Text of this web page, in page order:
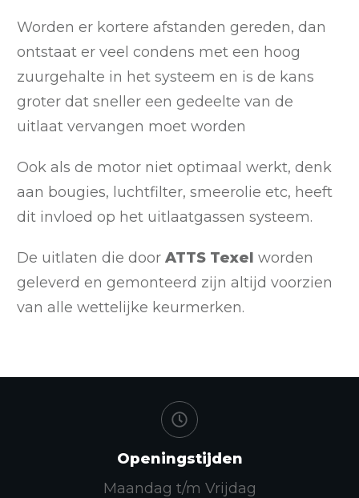
Worden er kortere afstanden gereden, dan
ontstaat er veel condens met een hoog
zuurgehalte in het systeem en is de kans
groter dat sneller een gedeelte van de
uitlaat vervangen moet worden
Ook als de motor niet optimaal werkt, denk
aan bougies, luchtfilter, smeerolie etc, heeft
dit invloed op het uitlaatgassen systeem.
De uitlaten die door ATTS Texel worden
geleverd en gemonteerd zijn altijd voorzien
van alle wettelijke keurmerken.
Openingstijden
Maandag t/m Vrijdag